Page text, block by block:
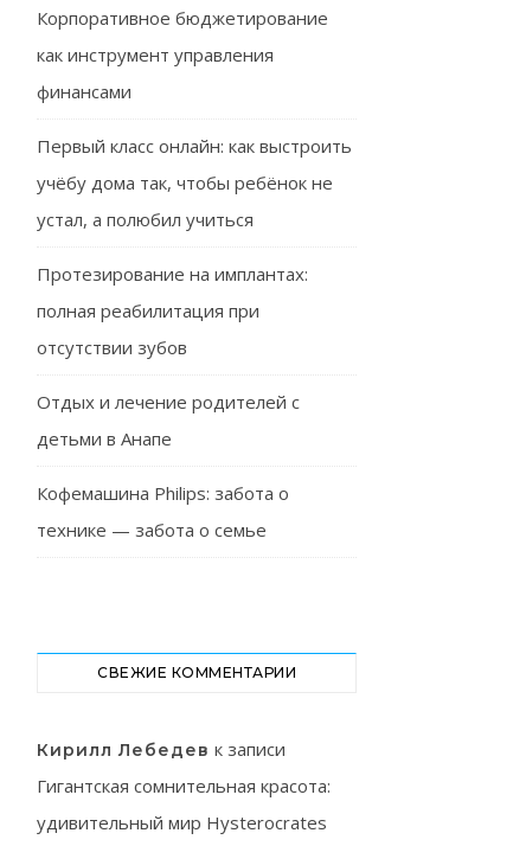
Корпоративное бюджетирование
как инструмент управления
финансами
Первый класс онлайн: как выстроить
учёбу дома так, чтобы ребёнок не
устал, а полюбил учиться
Протезирование на имплантах:
полная реабилитация при
отсутствии зубов
Отдых и лечение родителей с
детьми в Анапе
Кофемашина Philips: забота о
технике — забота о семье
СВЕЖИЕ КОММЕНТАРИИ
Кирилл Лебедев к записи
Гигантская сомнительная красота:
удивительный мир Hysterocrates